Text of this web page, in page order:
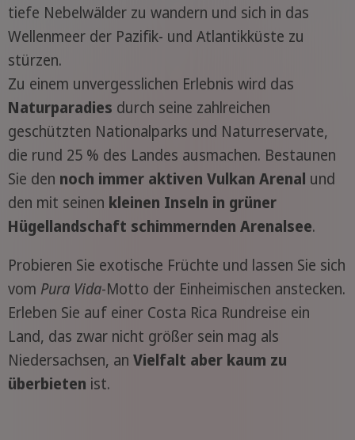
tiefe Nebelwälder zu wandern und sich in das
Wellenmeer der Pazifik- und Atlantikküste zu
stürzen.
Zu einem unvergesslichen Erlebnis wird das
Naturparadies durch seine zahlreichen
geschützten Nationalparks und Naturreservate,
die rund 25 % des Landes ausmachen. Bestaunen
Sie den noch immer aktiven Vulkan Arenal und
den mit seinen kleinen Inseln in grüner
Hügellandschaft schimmernden Arenalsee.
Probieren Sie exotische Früchte und lassen Sie sich
vom Pura Vida-Motto der Einheimischen anstecken.
Erleben Sie auf einer Costa Rica Rundreise ein
Land, das zwar nicht größer sein mag als
Niedersachsen, an Vielfalt aber kaum zu
überbieten ist.